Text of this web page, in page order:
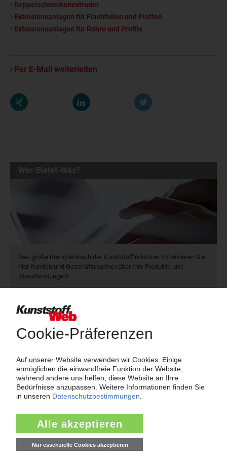
Doppelschneckenextruder
Extrusionsanlagen für Flachfolien und Platten
Extrusionsanlagen für Rohre und Profile
Per E-Mail weiterleiten
Wer-Bietet-Was?
Das große Branchenbuch der Kunststoffindustrie: Informieren Sie
hier Kunden und Geschäftspartner über Ihre Produkte und
Dienstleistungen!
verzeichnet – Sie auch?
Über das KunststoffWeb